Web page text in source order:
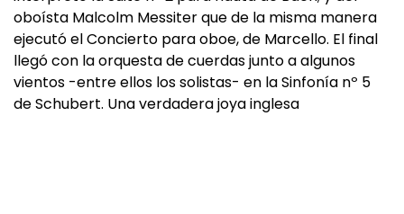
oboísta Malcolm Messiter que de la misma manera
ejecutó el Concierto para oboe, de Marcello. El final
llegó con la orquesta de cuerdas junto a algunos
vientos -entre ellos los solistas- en la Sinfonía nº 5
de Schubert. Una verdadera joya inglesa